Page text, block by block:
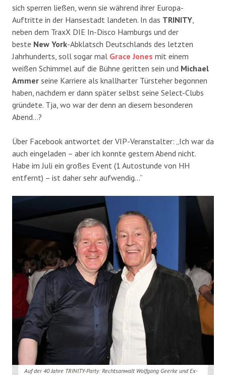
sich sperren ließen, wenn sie während ihrer Europa-
Auftritte in der Hansestadt landeten. In das TRINITY
neben dem TraxX DIE In-Disco Hamburgs und der
beste New York-Abklatsch Deutschlands des letzten
Jahrhunderts, soll sogar mal Grace Jones mit einem
weißen Schimmel auf die Bühne geritten sein und Michael
Ammer seine Karriere als knallharter Türsteher begonnen
haben, nachdem er dann später selbst seine Select-Clubs
gründete. Tja, wo war der denn an diesem besonderen
Abend…?
Über Facebook antwortet der VIP-Veranstalter: „Ich war da
auch eingeladen – aber ich konnte gestern Abend nicht.
Habe im Juli ein großes Event (1 Autostunde von HH
entfernt) – ist daher sehr aufwendig…“
Auf der 40 Jahre TRINITY-Party: Rechtsanwalt Wolfgang Geerke und Ex-